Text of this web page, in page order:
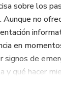
sobre los
Aunque no
en
signos de
qué hacer